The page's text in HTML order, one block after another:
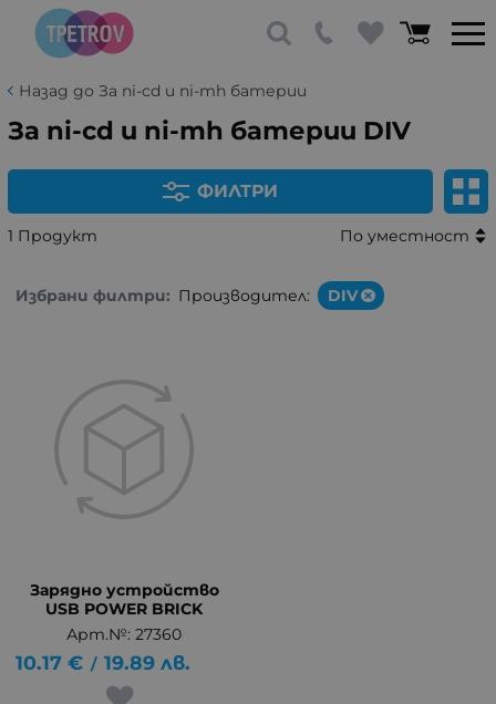
Назад до За ni-cd и ni-mh батерии
За ni-cd и ni-mh батерии DIV
ФИЛТРИ
1 Продукт По уместност
Избрани филтри: Производител: DIV
Зарядно устройство
USB POWER BRICK
Арт.№: 27360
10.17 € / 19.89 лв.